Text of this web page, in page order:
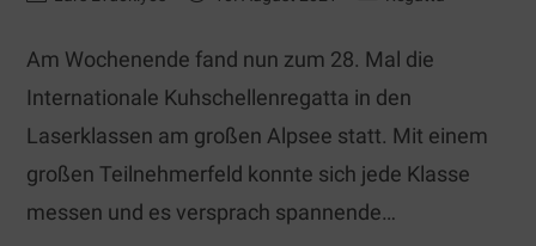
Am Wochenende fand nun zum 28. Mal die
Internationale Kuhschellenregatta in den
Laserklassen am großen Alpsee statt. Mit einem
großen Teilnehmerfeld konnte sich jede Klasse
messen und es versprach spannende…